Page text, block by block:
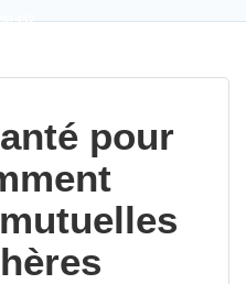
452
pour